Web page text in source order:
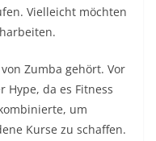
Vielleicht möchten
Zumba gehört. Vor
Hype, da es Fitness
um
Kurse zu schaffen.